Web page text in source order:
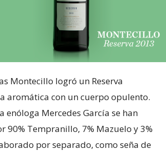
Montecillo logró un Reserva
aromática con un cuerpo opulento.
enóloga Mercedes García se han
90% Tempranillo, 7% Mazuelo y 3%
por separado, como seña de